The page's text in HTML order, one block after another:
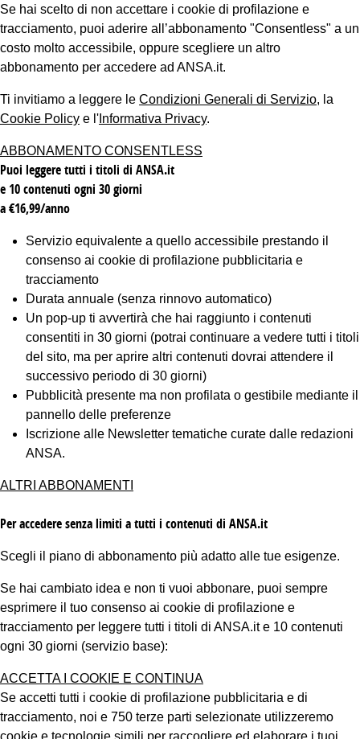
Se hai scelto di non accettare i cookie di profilazione e
tracciamento, puoi aderire all’abbonamento "Consentless" a un
costo molto accessibile, oppure scegliere un altro
abbonamento per accedere ad ANSA.it.
Ti invitiamo a leggere le Condizioni Generali di Servizio, la
Cookie Policy e l' Informativa Privacy.
ABBONAMENTO CONSENTLESS
Puoi leggere tutti i titoli di ANSA.it
e 10 contenuti ogni 30 giorni
a €16,99/anno
Servizio equivalente a quello accessibile prestando il
consenso ai cookie di profilazione pubblicitaria e
tracciamento
Durata annuale (senza rinnovo automatico)
Un pop-up ti avvertirà che hai raggiunto i contenuti
consentiti in 30 giorni (potrai continuare a vedere tutti i titoli
del sito, ma per aprire altri contenuti dovrai attendere il
successivo periodo di 30 giorni)
Pubblicità presente ma non profilata o gestibile mediante il
pannello delle preferenze
Iscrizione alle Newsletter tematiche curate dalle redazioni
ANSA.
ALTRI ABBONAMENTI
Per accedere senza limiti a tutti i contenuti di ANSA.it
Scegli il piano di abbonamento più adatto alle tue esigenze.
Se hai cambiato idea e non ti vuoi abbonare, puoi sempre
esprimere il tuo consenso ai cookie di profilazione e
tracciamento per leggere tutti i titoli di ANSA.it e 10 contenuti
ogni 30 giorni (servizio base):
ACCETTA I COOKIE E CONTINUA
Se accetti tutti i cookie di profilazione pubblicitaria e di
tracciamento, noi e 750 terze parti selezionate utilizzeremo
cookie e tecnologie simili per raccogliere ed elaborare i tuoi